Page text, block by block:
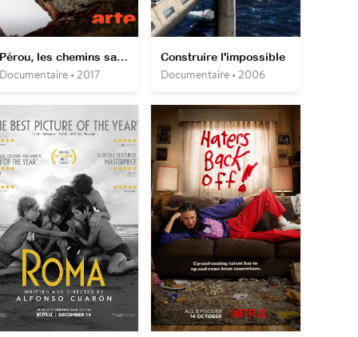
Pérou, les chemins sacrés
• 2017
Construire l'impossible
Documentaire • 2006